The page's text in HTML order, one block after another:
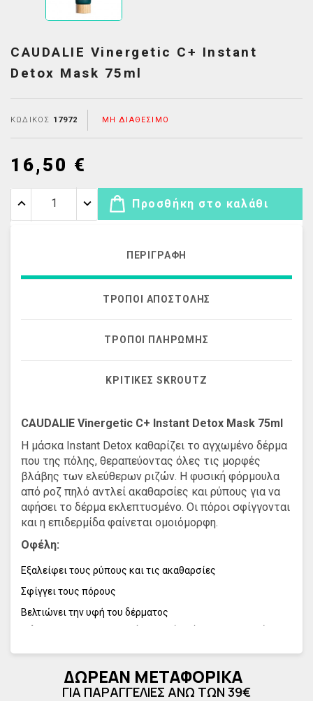
CAUDALIE Vinergetic C+ Instant
Detox Mask 75ml
ΚΩΔΙΚΌΣ 17972 ΜΗ ΔΙΑΘΈΣΙΜΟ
16,50 €
Προσθήκη στο καλάθι
ΠΕΡΙΓΡΑΦΉ
ΤΡΌΠΟΙ ΑΠΟΣΤΟΛΉΣ
ΤΡΌΠΟΙ ΠΛΗΡΩΜΉΣ
ΚΡΙΤΙΚΈΣ SKROUTZ
CAUDALIE Vinergetic C+ Instant Detox Mask 75ml
Η μάσκα Instant Detox καθαρίζει το αγχωμένο δέρμα
που της πόλης, θεραπεύοντας όλες τις μορφές
βλάβης των ελεύθερων ριζών. Η φυσική φόρμουλα
από ροζ πηλό αντλεί ακαθαρσίες και ρύπους για να
αφήσει το δέρμα εκλεπτυσμένο. Οι πόροι σφίγγονται
και η επιδερμίδα φαίνεται ομοιόμορφη.
Οφέλη:
Εξαλείφει τους ρύπους και τις ακαθαρσίες
Σφίγγει τους πόρους
Βελτιώνει την υφή του δέρματος
Τύπος
: Δερματολογικά ελεγμένο. Όπως και με όλα
ορυκτέλαια ή συστατικά ζωικής προέλευσης. Δεν
συνιστάται για έγκυες ή θηλάζουσες γυναίκες.
ΔΩΡΕΑΝ ΜΕΤΑΦΟΡΙΚΑ
ΓΙΑ ΠΑΡΑΓΓΕΛΙΕΣ ΑΝΩ ΤΩΝ 39€